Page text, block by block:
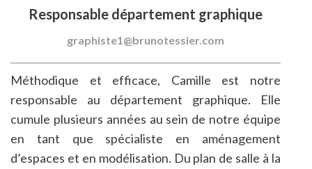
Responsable département graphique
graphiste1@brunotessier.com
Méthodique et efficace, Camille est notre
responsable au département graphique. Elle
cumule plusieurs années au sein de notre équipe
en tant que spécialiste en aménagement
d’espaces et en modélisation. Du plan de salle à la